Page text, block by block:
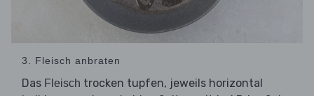
3. Fleisch anbraten
Das Fleisch trocken tupfen, jeweils horizontal